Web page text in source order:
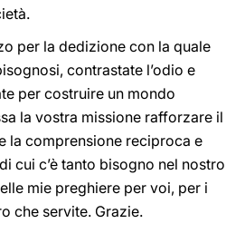
per la dedizione con la quale
contrastate l’odio e
per costruire un mondo
la vostra missione rafforzare il
la comprensione reciproca e
cui c’è tanto bisogno nel nostro
mie preghiere per voi, per i
che servite. Grazie.